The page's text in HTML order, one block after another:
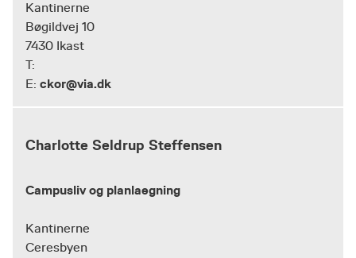
Kantinerne
Bøgildvej 10
7430 Ikast
T:
E: ckor@via.dk
Charlotte Seldrup Steffensen
Campusliv og planlaegning
Kantinerne
Ceresbyen